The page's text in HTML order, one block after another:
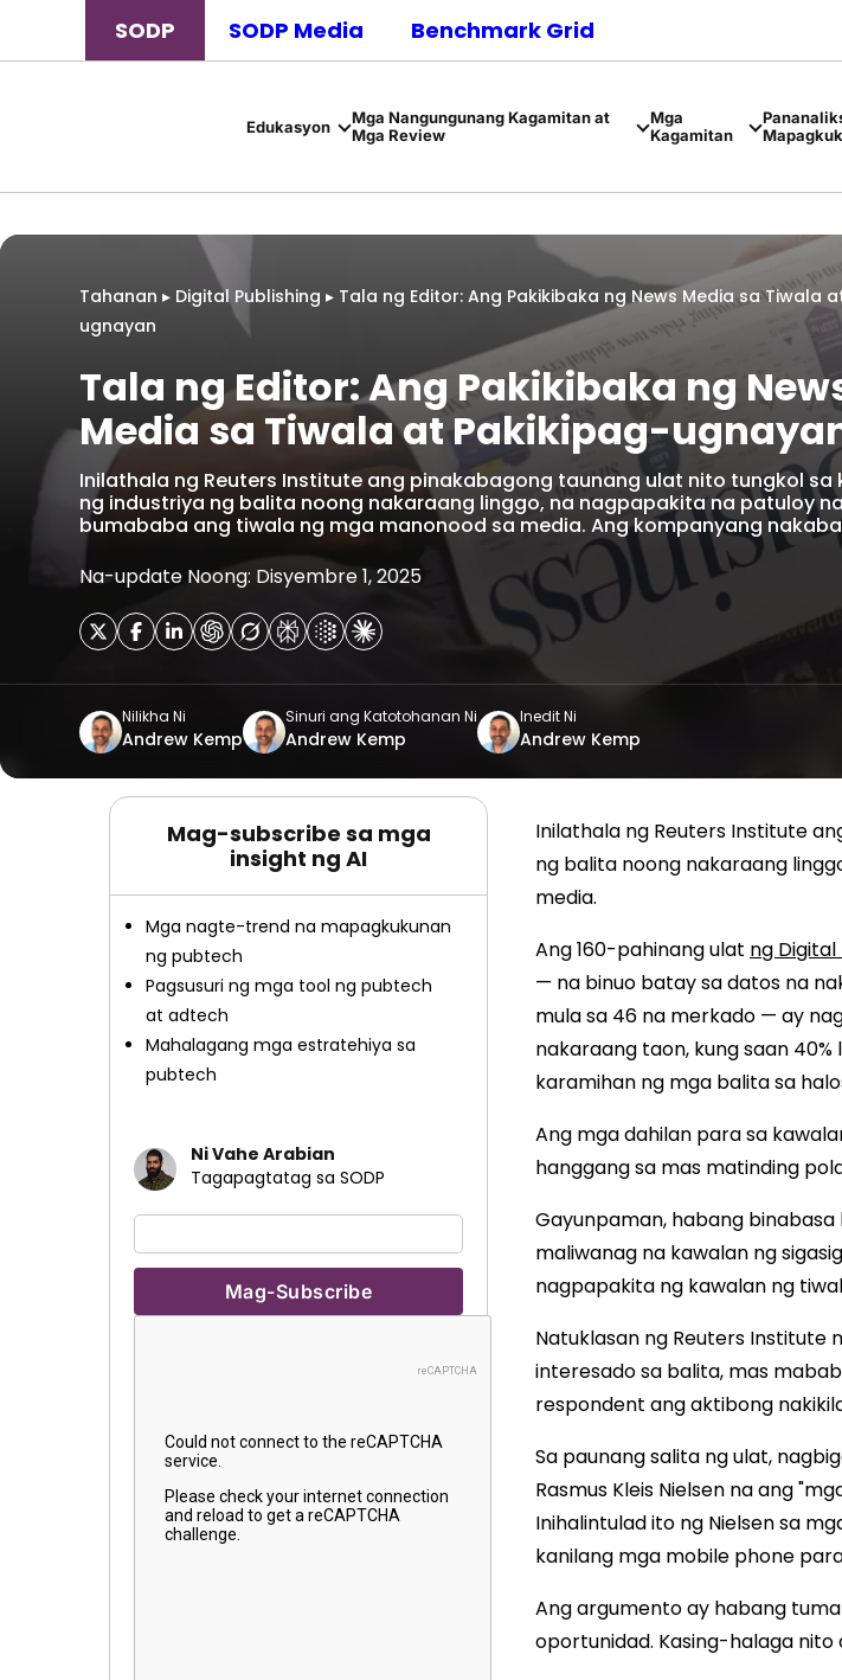
SODP SODP Media Benchmark Grid
Edukasyon
Mga Nangungunang Kagamitan at
Mga Review
Mga
Kagamitan
Tahanan ▸ Digital Publishing ▸ Tala ng Editor: Ang Pakikibaka ng News Media sa Tiwala
ugnayan
Tala ng Editor: Ang Pakikibaka ng
Media sa Tiwala at Pakikipag-
Inilathala ng Reuters Institute ang pinakabagong taunang ulat nito tungkol sa
ng industriya ng balita noong nakaraang linggo, na nagpapakita na patuloy
bumababa ang tiwala ng mga manonood sa media. Ang kompanyang
Na-update Noong: Disyembre 1, 2025
Nilikha Ni
Andrew Kemp
Sinuri ang Katotohanan Ni
Andrew Kemp
Inedit Ni
Andrew Kemp
Mag-subscribe sa mga
insight ng AI
Mga nagte-trend na mapagkukunan
ng pubtech
Pagsusuri ng mga tool ng pubtech
at adtech
Mahalagang mga estratehiya sa
pubtech
Ni Vahe Arabian
Tagapagtatag sa SODP
Inilathala ng Reuters Institute
ng balita noong nakaraang
media.
Ang 160-pahinang ulat ng Digital
— na binuo batay sa datos na
mula sa 46 na merkado — ay
nakaraang taon, kung saan
karamihan ng mga balita sa
Ang mga dahilan para sa
hanggang sa mas matinding
Gayunpaman, habang
maliwanag na kawalan ng
nagpapakita ng kawalan ng
Natuklasan ng Reuters Institute
interesado sa balita, mas
respondent ang aktibong
Sa paunang salita ng ulat,
Rasmus Kleis Nielsen na ang
Inihalintulad ito ng Nielsen sa
kanilang mga mobile phone
Ang argumento ay habang
oportunidad. Kasing-halaga